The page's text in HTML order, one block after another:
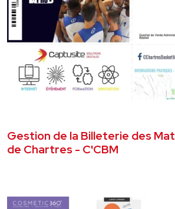
Gestion de la Billeterie des
de Chartres - C'CBM